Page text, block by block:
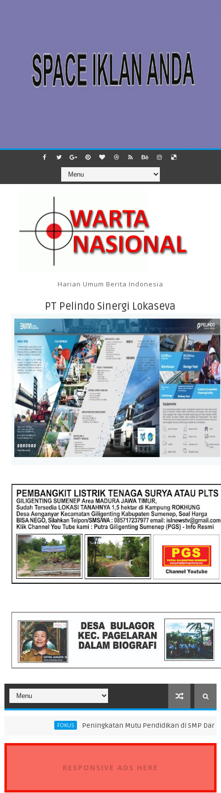
Harian Umum Berita Indonesia
PT Pelindo Sinergi Lokaseva
Peningkatan Mutu Pendidikan di SMP Darus Syifa Jakarta
RESPONSIVE ADS HERE